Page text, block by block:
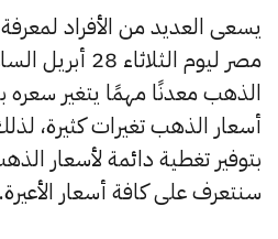
يسعى العديد من الأفراد
الذهب معدنًا مهمًا يتغير
بتوفير تغطية دائمة لأسعار
سنتعرف على كافة أسعار الأعيرة.